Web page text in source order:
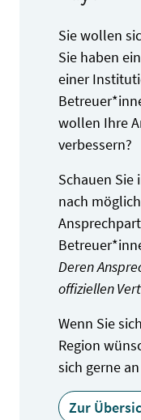
Sie wollen
Sie haben
einer
wollen Ihre
verbessern?
Schauen
nach
Deren
offiziellen
Wenn Sie
Region
sich gerne
Zur